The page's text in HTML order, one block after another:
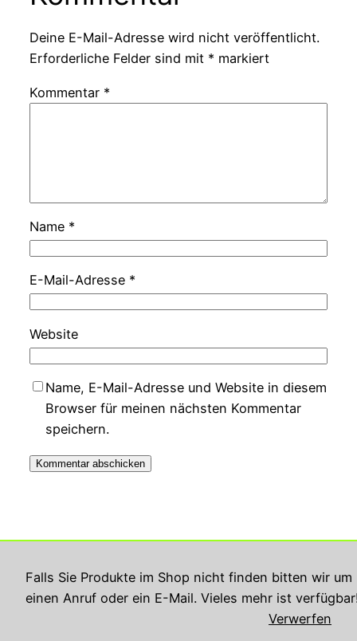
Falls Sie Produkte im Shop nicht finden bitten wir um
einen Anruf oder ein E-Mail. Vieles mehr ist
Verwerfen
Deine E-Mail-Adresse wird nicht veröffentlicht.
Erforderliche Felder sind mit * markiert
Kommentar *
Name *
E-Mail-Adresse *
Website
Name, E-Mail-Adresse und Website in diesem
Browser für meinen nächsten Kommentar
speichern.
Impressum Datenschutzerklärung